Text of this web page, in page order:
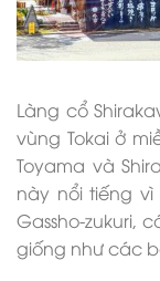
Làng cổ
vùng Tokai ở
Toyama và
này nổi tiếng
Gassho-zukuri,
giống như các